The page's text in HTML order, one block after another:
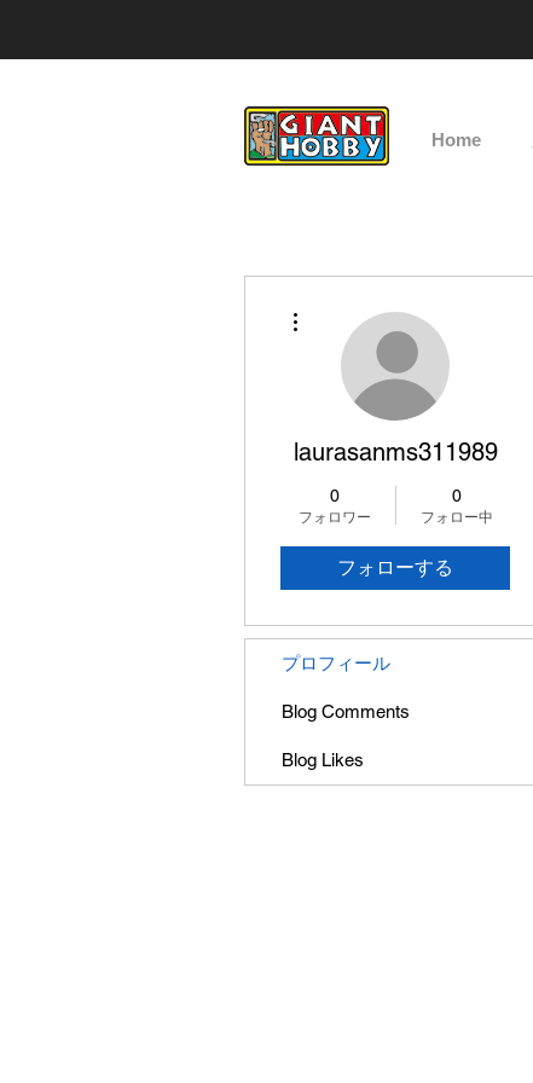
Home
laurasanms311989
0
フォロワー
0
フォロー中
フォローする
プロフィール
Blog Comments
Blog Likes